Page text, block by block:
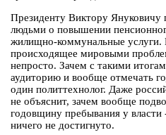
Президенту Виктору Януковичу
людьми о повышении
жилищно-коммунальные
происходящее мировыми
непросто. Зачем с такими
аудиторию и вообще отмечать
один политтехнолог. Даже
не объяснит, зачем вообще
годовщину пребывания у
ничего не достигнуто.